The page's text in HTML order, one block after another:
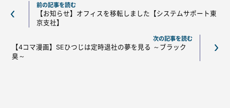
前の記事を読む
【お知らせ】オフィスを移転しました【システムサポート東
京支社】
次の記事を読む
【4コマ漫画】SEひつじは定時退社の夢を見る ～ブラック
臭～